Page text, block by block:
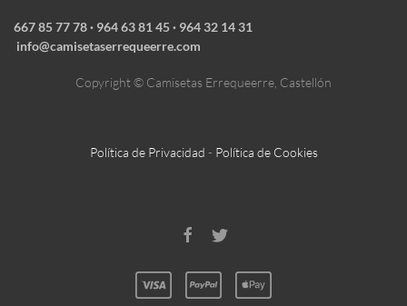
667 85 77 78· 964 63 81 45 · ‎964 32 14 31
info@camisetaserrequeerre.com
Copyright © Camisetas Errequeerre, Castellón
Política de Privacidad - Política de Cookies